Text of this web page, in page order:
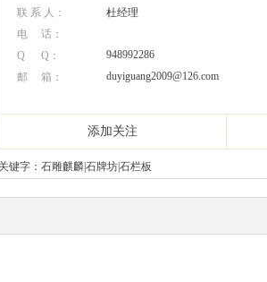
联 系 人：
杜经理
电 话：
Q Q：
948992286
邮 箱：
duyiguang2009@126.com
添加关注
关键字：石雕麒麟|石牌坊|石栏板